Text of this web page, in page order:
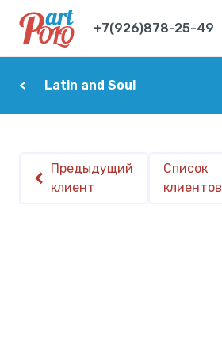
+7(926)878-25-49
Latin and Soul
Предыдущий
клиент
Список
клиентов